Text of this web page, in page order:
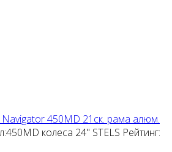
Navigator 450MD 21ск. рама алюм.
колеса 24" STELS Рейтинг: